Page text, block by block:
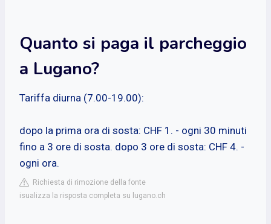
Quanto si paga il parcheggio
a Lugano?
Tariffa diurna (7.00-19.00):
dopo la prima ora di sosta: CHF 1. - ogni 30 minuti
fino a 3 ore di sosta. dopo 3 ore di sosta: CHF 4. -
ogni ora.
Richiesta di rimozione della fonte
isualizza la risposta completa su lugano.ch